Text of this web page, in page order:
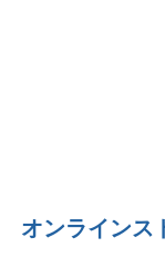
オンラインス